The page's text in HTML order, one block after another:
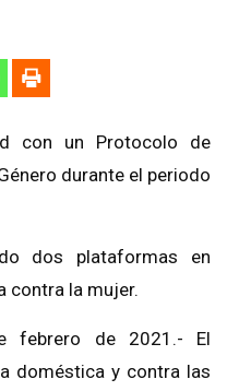
con un Protocolo de
durante el periodo
dos plataformas en
contra la mujer.
febrero de 2021.- El
doméstica y contra las